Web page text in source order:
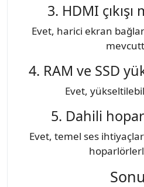
3. HDMI
Evet, harici ekran
4. RAM ve SSD
Evet,
5. Dahili
Evet, temel ses